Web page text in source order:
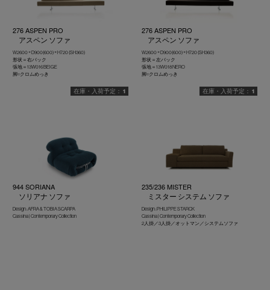
276 ASPEN PRO
アスペン ソファ
W2600 × D900(600) × H720 (SH360)
形状＝右バック
張地＝13W016 BEIGE
脚=クロムめっき
1
276 ASPEN PRO
アスペン ソファ
W2600 × D900(600) × H720 (SH360)
形状＝左バック
張地＝13W018 NERO
脚=クロムめっき
1
944 SORIANA
ソリアナ ソファ
Design : AFRA & TOBIA SCARPA
Cassina | Contemporary Collection
235/236 MISTER
ミスター システム ソファ
Design : PHILIPPE STARCK
Cassina | Contemporary Collection
2人掛／3人掛／オットマン／システムソファ